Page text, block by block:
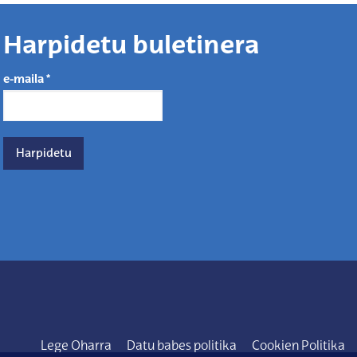
Harpidetu buletinera
e-maila*
Lege Oharra Datu babes politika Cookien Politika